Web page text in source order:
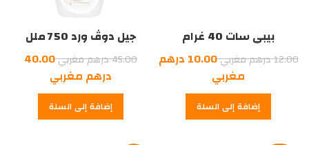
بيبي سات 40 غرام
12.00درهم مغربيالسعر
الأصلي
هو:
12.00
10.00 درهم
مغربي
الحالي
هو:
إضافة إلى السلة
جيل دوڤ ورد 750 ملل
45.00درهم مغربيالسعر
الأصلي
هو:
45.00
40.00
درهم مغربي
الحالي
هو:إضافة إلى السلة